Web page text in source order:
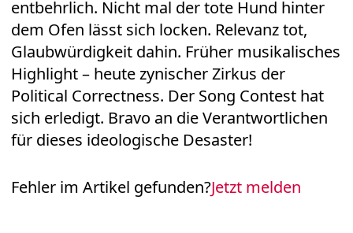
entbehrlich. Nicht mal der tote Hund hinter
dem Ofen lässt sich locken. Relevanz tot,
Glaubwürdigkeit dahin. Früher musikalisches
Highlight – heute zynischer Zirkus der
Political Correctness. Der Song Contest hat
sich erledigt. Bravo an die Verantwortlichen
für dieses ideologische Desaster!
Fehler im Artikel gefunden?Jetzt melden